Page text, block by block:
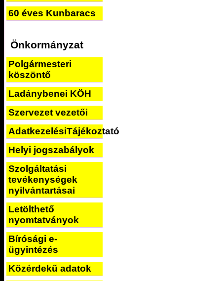
60 éves Kunbaracs
Önkormányzat
Polgármesteri
köszöntő
Ladánybenei KÖH
Szervezet vezetői
AdatkezelésiTájékoztató
Helyi jogszabályok
Szolgáltatási
tevékenységek
nyilvántartásai
Letölthető
nyomtatványok
Bírósági e-
ügyintézés
Közérdekű adatok